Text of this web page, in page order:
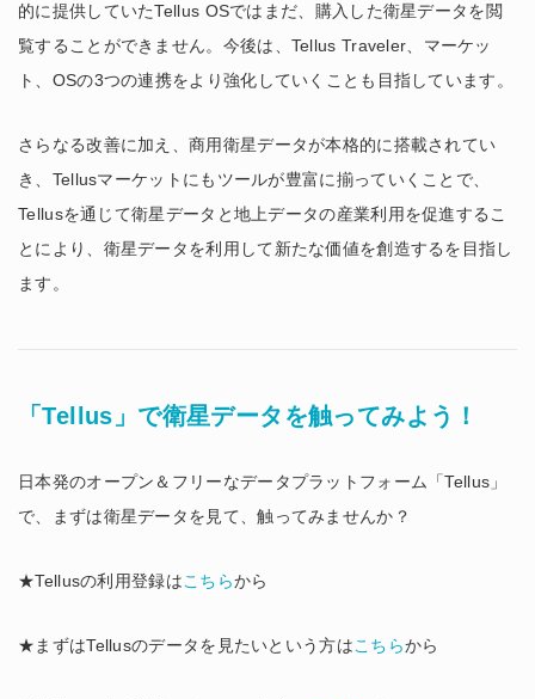
的に提供していたTellus OSではまだ、購入した衛星データを閲
覧することができません。今後は、Tellus Traveler、マーケッ
ト、OSの3つの連携をより強化していくことも目指しています。
さらなる改善に加え、商用衛星データが本格的に搭載されてい
き、Tellusマーケットにもツールが豊富に揃っていくことで、
Tellusを通じて衛星データと地上データの産業利用を促進するこ
とにより、衛星データを利用して新たな価値を創造するを目指し
ます。
「Tellus」で衛星データを触ってみよう！
日本発のオープン＆フリーなデータプラットフォーム「Tellus」
で、まずは衛星データを見て、触ってみませんか？
★Tellusの利用登録はこちらから
★まずはTellusのデータを見たいという方はこちらから